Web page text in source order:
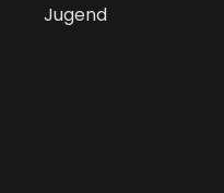
Jugend